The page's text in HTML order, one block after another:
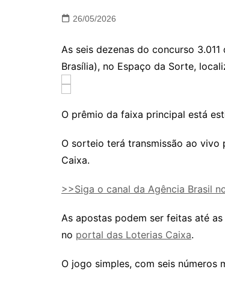
26/05/2026
As seis dezenas do concurso
Brasília), no Espaço da Sorte,
O prêmio da faixa principal está
O sorteio terá transmissão ao vivo
Caixa.
>>Siga o canal da Agência Brasil
As apostas podem ser feitas até
no portal das Loterias Caixa.
O jogo simples, com seis números